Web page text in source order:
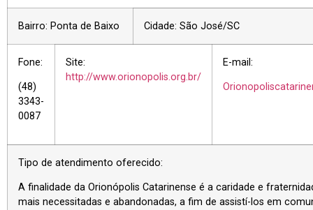
Bairro: Ponta de Baixo Cidade: São José/SC
Fone:
(48)
3343-
0087
Site:
http://www.orionopolis.org.br/
E-mail:
Tipo de atendimento oferecido:
A finalidade da Orionópolis Catarinense é a caridade e
mais necessitadas e abandonadas, a fim de assistí-los em